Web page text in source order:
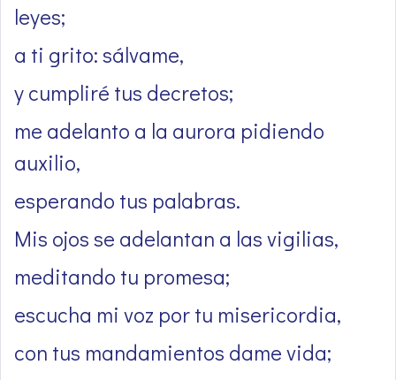
leyes;
a ti grito: sálvame,
y cumpliré tus decretos;
me adelanto a la aurora pidiendo
auxilio,
esperando tus palabras.
Mis ojos se adelantan a las vigilias,
meditando tu promesa;
escucha mi voz por tu misericordia,
con tus mandamientos dame vida;